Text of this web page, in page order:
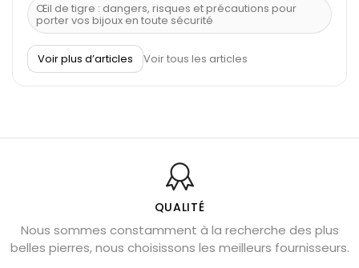
Œil de tigre : dangers, risques et précautions pour
porter vos bijoux en toute sécurité
À quel poignet porter un bracelet de pierre
Découvrez le scorpion et ses pierres
Bienfaits de la sélénite – pierre des anges
L’améthyste est-elle faite pour moi ?
Chrysocolle : pierre apaisante
Obsidienne dorée : vertus et signification
Voir plus d’articles Voir tous les articles
QUALITÉ
Nous sommes constamment à la recherche des plus
belles pierres, nous choisissons les meilleurs fournisseurs.